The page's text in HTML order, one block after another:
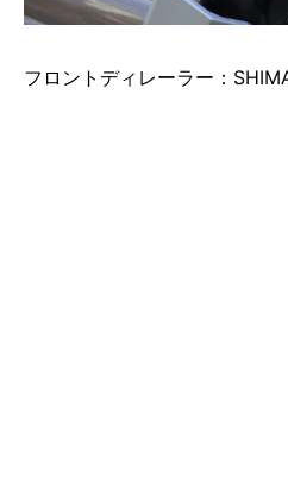
フロントディレーラー：